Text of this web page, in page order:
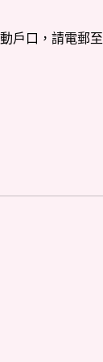
戶口，請電郵至